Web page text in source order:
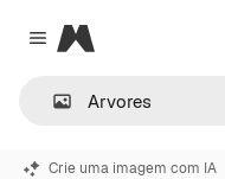
Close menu
Magnific
Crie uma imagem com IA